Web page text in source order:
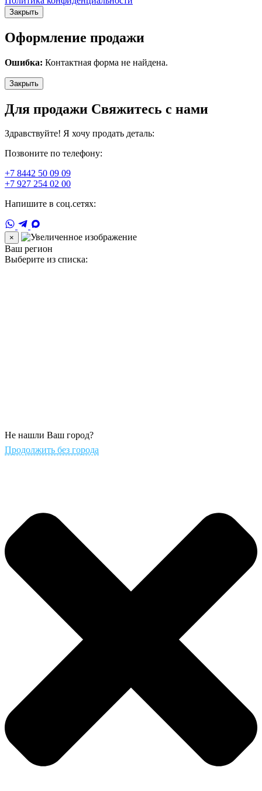
Закрыть
Оформление продажи
Ошибка: Контактная форма не найдена.
Закрыть
Для продажи Свяжитесь с нами
Здравствуйте! Я хочу продать деталь:
Позвоните по телефону:
+7 8442 50 09 09
+7 927 254 02 00
Напишите в соц.сетях:
×
Ваш регион
Выберите из списка:
Не нашли Ваш город?
Продолжить без города